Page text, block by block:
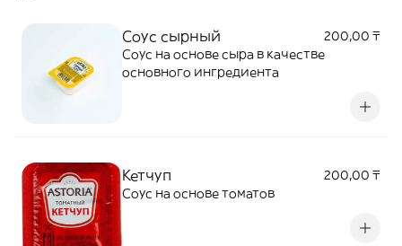
Соус сырный
200,00 ₸
Соус на основе сыра в качестве
основного ингредиента
Кетчуп
200,00 ₸
Соус на основе томатов